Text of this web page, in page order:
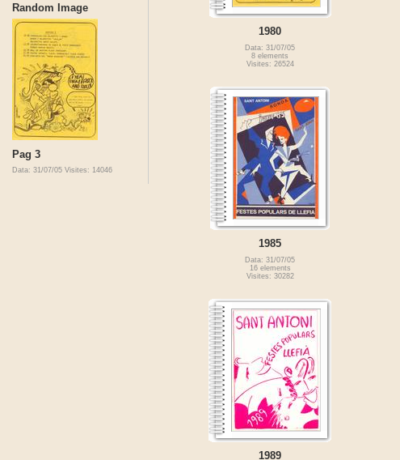
Random Image
Pag 3
Data: 31/07/05 Visites: 14046
1980
Data: 31/07/05
8 elements
Visites: 26524
1985
Data: 31/07/05
16 elements
Visites: 30282
1989